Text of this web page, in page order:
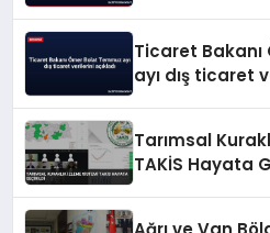
Ticaret
ayı dış ticaret
Tarımsal
TAKİS Hayata